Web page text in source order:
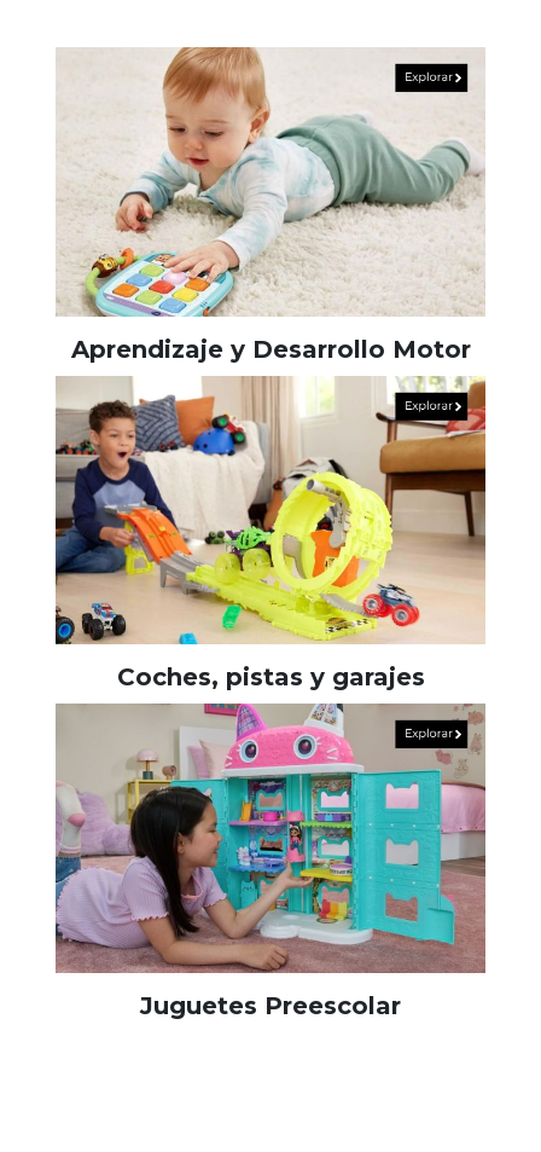
Aprendizaje y Desarrollo Motor
Coches, pistas y garajes
Juguetes Preescolar